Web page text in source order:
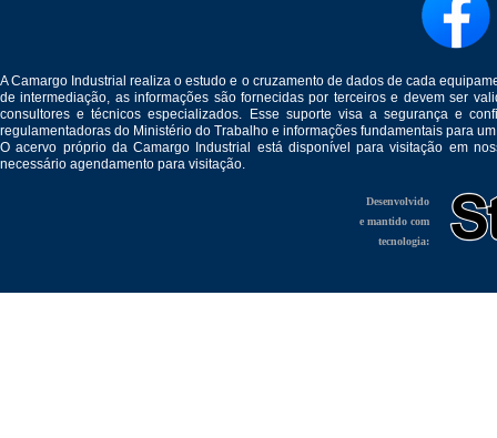
A Camargo Industrial realiza o estudo e o cruzamento de dados de cada
de intermediação, as informações são fornecidas por terceiros e devem ser
consultores e técnicos especializados. Esse suporte visa a segurança e
regulamentadoras do Ministério do Trabalho e informações fundamentais para
O acervo próprio da Camargo Industrial está disponível para visitação em
necessário agendamento para visitação.
Desenvolvido
e mantido com
tecnologia: